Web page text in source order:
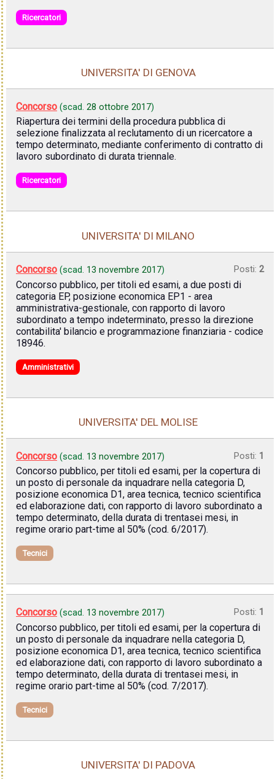
Ricercatori
UNIVERSITA' DI GENOVA
Concorso (scad. 28 ottobre 2017)
Riapertura dei termini della procedura pubblica di
selezione finalizzata al reclutamento di un ricercatore a
tempo determinato, mediante conferimento di contratto di
lavoro subordinato di durata triennale.
Ricercatori
UNIVERSITA' DI MILANO
Concorso (scad. 13 novembre 2017) Posti: 2
Concorso pubblico, per titoli ed esami, a due posti di
categoria EP, posizione economica EP1 - area
amministrativa-gestionale, con rapporto di lavoro
subordinato a tempo indeterminato, presso la direzione
contabilita' bilancio e programmazione finanziaria - codice
18946.
Amministrativi
UNIVERSITA' DEL MOLISE
Concorso (scad. 13 novembre 2017) Posti: 1
Concorso pubblico, per titoli ed esami, per la copertura di
un posto di personale da inquadrare nella categoria D,
posizione economica D1, area tecnica, tecnico scientifica
ed elaborazione dati, con rapporto di lavoro subordinato a
tempo determinato, della durata di trentasei mesi, in
regime orario part-time al 50% (cod. 6/2017).
Tecnici
Concorso (scad. 13 novembre 2017) Posti: 1
Concorso pubblico, per titoli ed esami, per la copertura di
un posto di personale da inquadrare nella categoria D,
posizione economica D1, area tecnica, tecnico scientifica
ed elaborazione dati, con rapporto di lavoro subordinato a
tempo determinato, della durata di trentasei mesi, in
regime orario part-time al 50% (cod. 7/2017).
Tecnici
UNIVERSITA' DI PADOVA